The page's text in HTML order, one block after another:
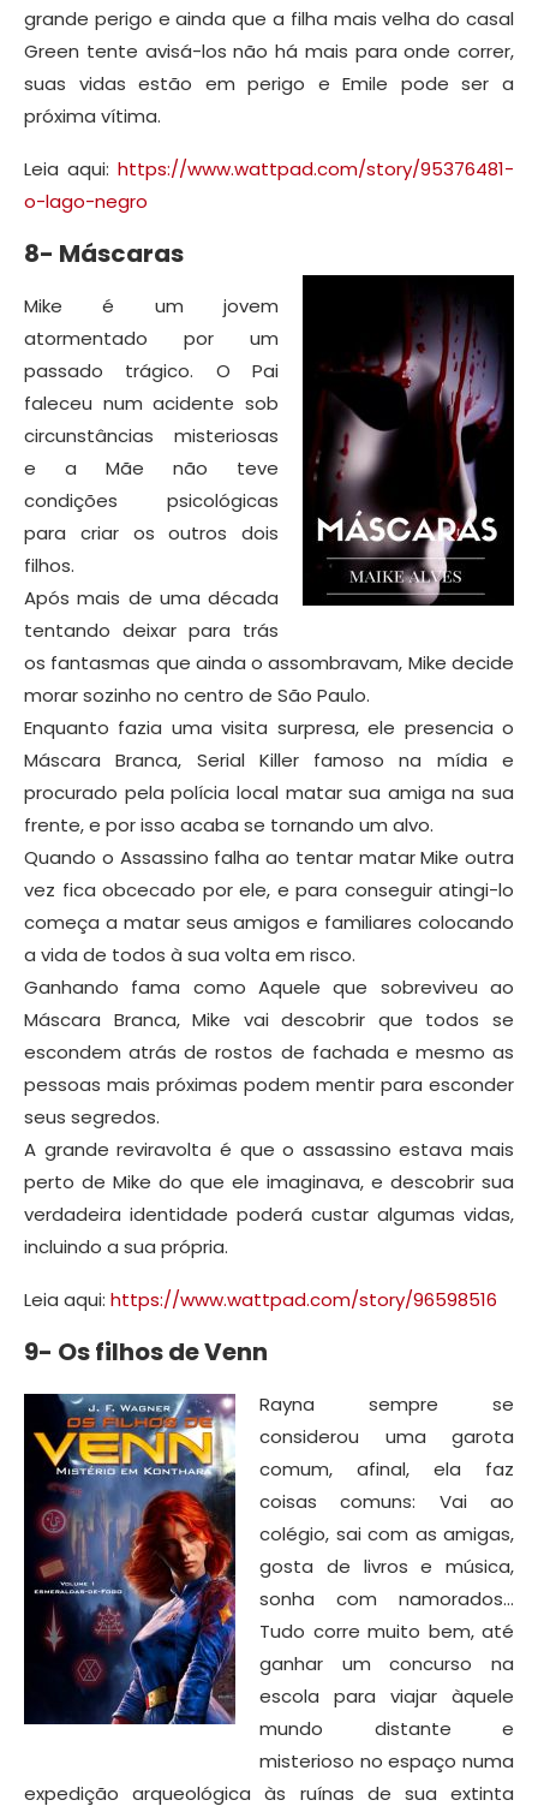
grande perigo e ainda que a filha mais velha do casal
Green tente avisá-los não há mais para onde correr,
suas vidas estão em perigo e Emile pode ser a
próxima vítima.
Leia aqui: https://www.wattpad.com/story/95376481-
o-lago-negro
8- Máscaras
Mike é um jovem
atormentado por um
passado trágico. O Pai
faleceu num acidente sob
circunstâncias misteriosas
e a Mãe não teve
condições psicológicas
para criar os outros dois
filhos.
Após mais de uma década
tentando deixar para trás
os fantasmas que ainda o assombravam, Mike decide
morar sozinho no centro de São Paulo.
Enquanto fazia uma visita surpresa, ele presencia o
Máscara Branca, Serial Killer famoso na mídia e
procurado pela polícia local matar sua amiga na sua
frente, e por isso acaba se tornando um alvo.
Quando o Assassino falha ao tentar matar Mike outra
vez fica obcecado por ele, e para conseguir atingi-lo
começa a matar seus amigos e familiares colocando
a vida de todos à sua volta em risco.
Ganhando fama como Aquele que sobreviveu ao
Máscara Branca, Mike vai descobrir que todos se
escondem atrás de rostos de fachada e mesmo as
pessoas mais próximas podem mentir para esconder
seus segredos.
A grande reviravolta é que o assassino estava mais
perto de Mike do que ele imaginava, e descobrir sua
verdadeira identidade poderá custar algumas vidas,
incluindo a sua própria.
Leia aqui: https://www.wattpad.com/story/96598516
9- Os filhos de Venn
Rayna sempre se
considerou uma garota
comum, afinal, ela faz
coisas comuns: Vai ao
colégio, sai com as amigas,
gosta de livros e música,
sonha com namorados…
Tudo corre muito bem, até
ganhar um concurso na
escola para viajar àquele
mundo distante e
misterioso no espaço numa
expedição arqueológica às ruínas de sua extinta